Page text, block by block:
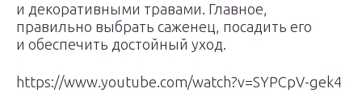
и декоративными травами. Главное,
правильно выбрать саженец, посадить его
и обеспечить достойный уход.
https://www.youtube.com/watch?v=SYPCpV-gek4